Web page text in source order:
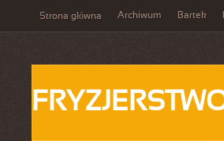
Strona główna Archiwum Bartek